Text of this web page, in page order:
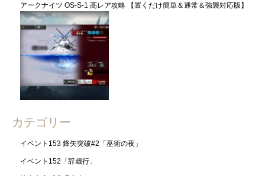
アークナイツ OS-S-1 高レア攻略 【置くだけ簡単＆通常＆強襲対応版】
カテゴリー
イベント153 鋒矢突破#2「巫術の夜」
イベント152「辞歳行」